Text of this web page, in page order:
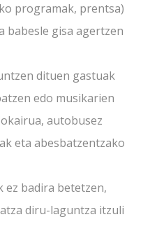
programak, prentsa)
babesle gisa agertzen
dituen gastuak
edo musikarien
autobusez
eta abesbatzentzako
ez badira betetzen,
diru-laguntza itzuli